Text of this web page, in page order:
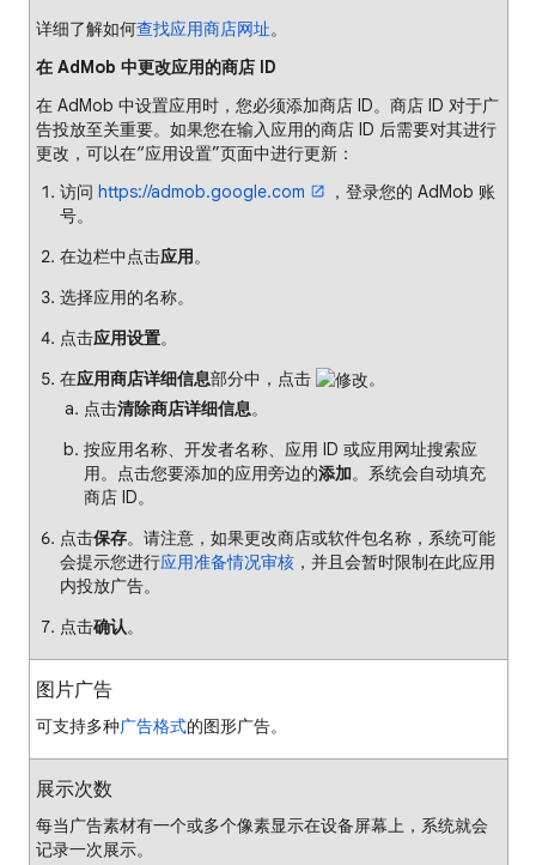
详细了解如何查找应用商店网址。
在 AdMob 中更改应用的商店 ID
在 AdMob 中设置应用时，您必须添加商店 ID。商店 ID 对于广
告投放至关重要。如果您在输入应用的商店 ID 后需要对其进行
更改，可以在“应用设置”页面中进行更新：
访问 https://admob.google.com
，登录您的 AdMob 账
号。
在边栏中点击应用。
选择应用的名称。
点击应用设置。
在应用商店详细信息部分中，点击
。
点击清除商店详细信息。
按应用名称、开发者名称、应用 ID 或应用网址搜索应
用。点击您要添加的应用旁边的添加。系统会自动填充
商店 ID。
点击保存。请注意，如果更改商店或软件包名称，系统可能
会提示您进行应用准备情况审核 ，并且会暂时限制在此应用
内投放广告。
点击确认。
图片广告
可支持多种广告格式的图形广告。
展示次数
每当广告素材有一个或多个像素显示在设备屏幕上，系统就会
记录一次展示。